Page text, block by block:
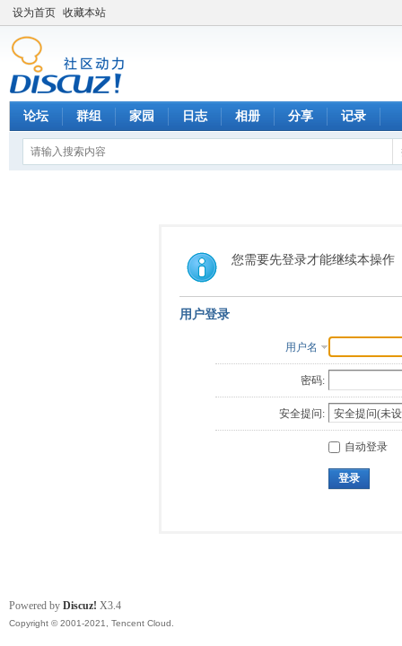
设为首页 收藏本站
论坛 群组 家园 日志 相册 分享 记录
您需要先登录才能继续本操作
用户登录
用户名
密码:
安全提问:
自动登录
登录
Powered by Discuz! X3.4
Copyright © 2001-2021, Tencent Cloud.